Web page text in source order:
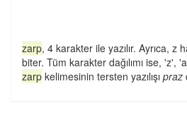
zarp, 4 karakter ile yazılır. Ayrıca, z
biter. Tüm karakter dağılımı ise, 'z',
zarp kelimesinin tersten yazılışı praz